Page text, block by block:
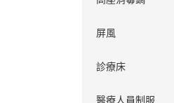
屏風
診療床
醫療人員制服